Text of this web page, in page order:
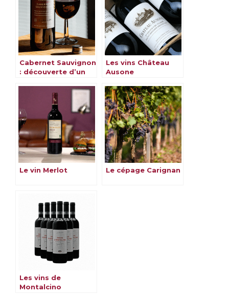
Cabernet Sauvignon
: découverte d’un
emblématique
Les vins Château
Ausone
Le vin Merlot Le cépage Carignan
Les vins de
Montalcino